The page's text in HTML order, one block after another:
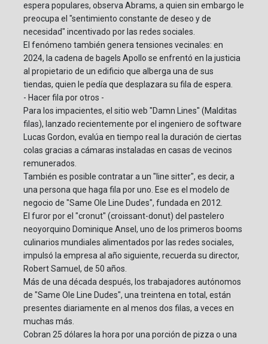
espera populares, observa Abrams, a quien sin embargo le
preocupa el "sentimiento constante de deseo y de
necesidad" incentivado por las redes sociales.
El fenómeno también genera tensiones vecinales: en
2024, la cadena de bagels Apollo se enfrentó en la justicia
al propietario de un edificio que alberga una de sus
tiendas, quien le pedía que desplazara su fila de espera.
- Hacer fila por otros -
Para los impacientes, el sitio web "Damn Lines" (Malditas
filas), lanzado recientemente por el ingeniero de software
Lucas Gordon, evalúa en tiempo real la duración de ciertas
colas gracias a cámaras instaladas en casas de vecinos
remunerados.
También es posible contratar a un "line sitter", es decir, a
una persona que haga fila por uno. Ese es el modelo de
negocio de "Same Ole Line Dudes", fundada en 2012.
El furor por el "cronut" (croissant-donut) del pastelero
neoyorquino Dominique Ansel, uno de los primeros booms
culinarios mundiales alimentados por las redes sociales,
impulsó la empresa al año siguiente, recuerda su director,
Robert Samuel, de 50 años.
Más de una década después, los trabajadores autónomos
de "Same Ole Line Dudes", una treintena en total, están
presentes diariamente en al menos dos filas, a veces en
muchas más.
Cobran 25 dólares la hora por una porción de pizza o una